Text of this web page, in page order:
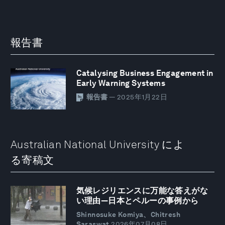
報告書
Catalysing Business Engagement in
Early Warning Systems
報告書 — 2025年1月22日
Australian National University によ
る寄稿文
気候レジリエンスに万能な答えがな
い理由―日本とペルーの事例から
Shinnosuke Komiya、Chitresh